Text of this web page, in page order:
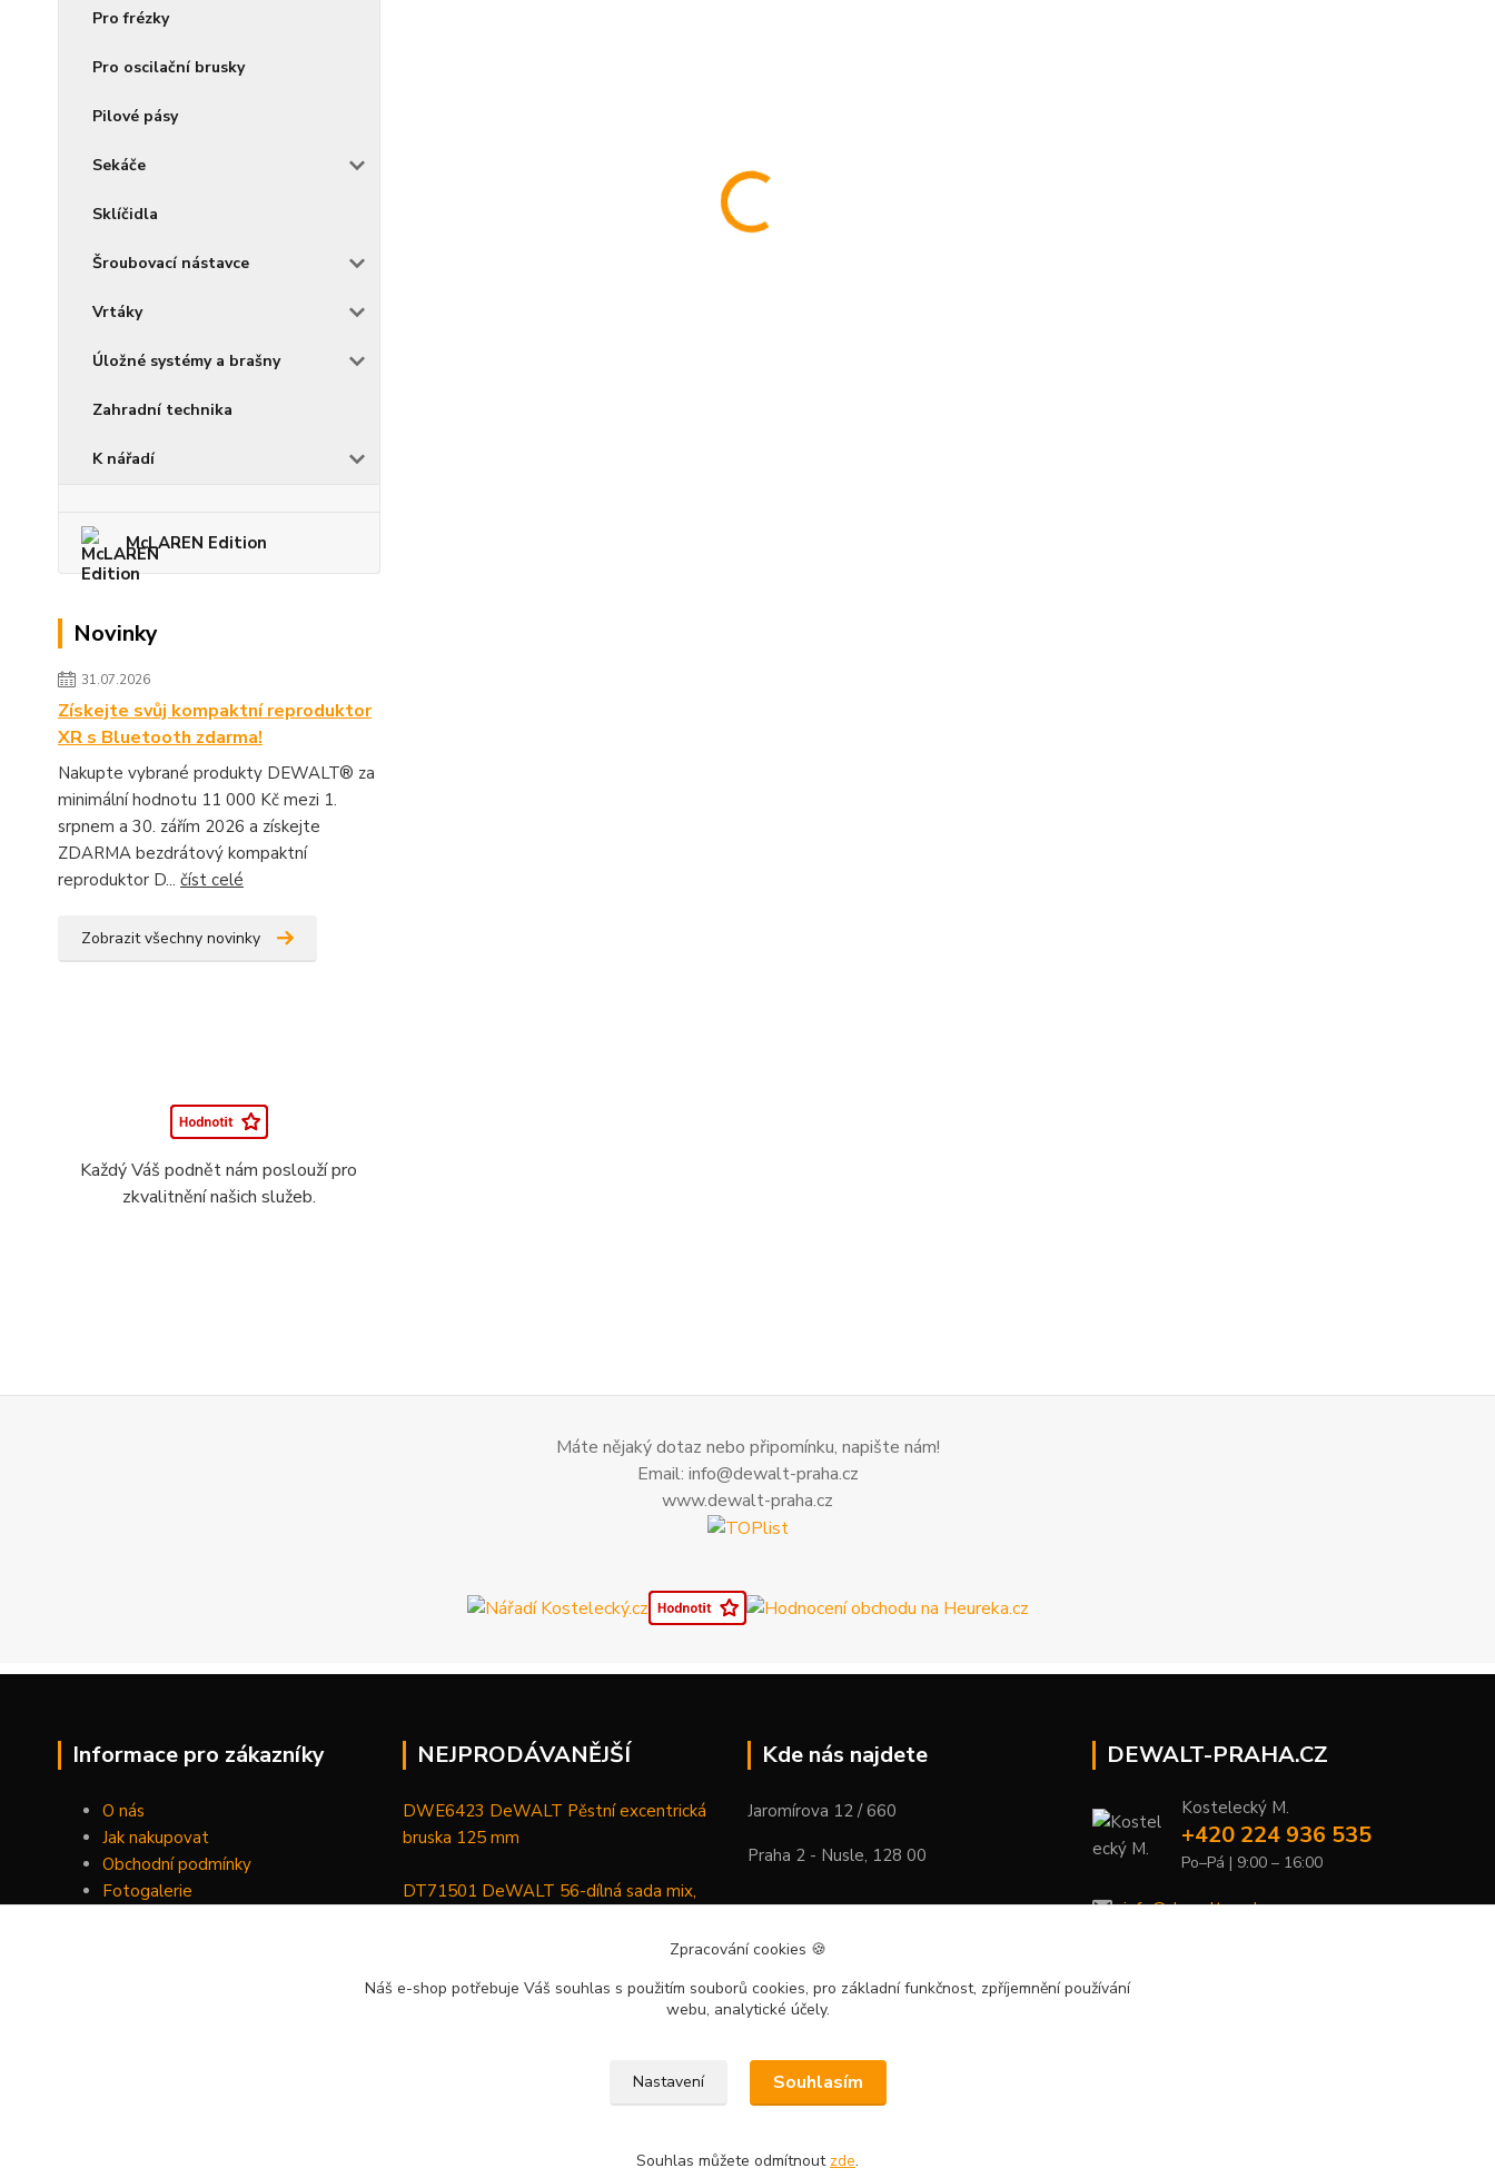
Pro frézky
Pro oscilační brusky
Pilové pásy
Sekáče
Sklíčidla
Šroubovací nástavce
Vrtáky
Úložné systémy a brašny
Zahradní technika
K nářadí
McLAREN Edition
Novinky
31.07.2026
Získejte svůj kompaktní reproduktor
XR s Bluetooth zdarma!
Nakupte vybrané produkty DEWALT® za
minimální hodnotu 11 000 Kč mezi 1.
srpnem a 30. zářím 2026 a získejte
ZDARMA bezdrátový kompaktní
reproduktor D... číst celé
Zobrazit všechny novinky
Každý Váš podnět nám poslouží pro
zkvalitnění našich služeb.
Máte nějaký dotaz nebo připomínku, napište nám!
Email: info@dewalt-praha.cz
www.dewalt-praha.cz
Informace pro zákazníky
O nás
Jak nakupovat
Obchodní podmínky
Fotogalerie
NEJPRODÁVANĚJŠÍ
DWE6423 DeWALT Pěstní excentrická
bruska 125 mm
DT71501 DeWALT 56-dílná sada mix,
maznice 18 V XR Li-Ion samostatný stroj
Kde nás najdete
Jaromírova 12 / 660
Praha 2 - Nusle, 128 00
DEWALT-PRAHA.CZ
Kostelecký M.
+420 224 936 535
Po–Pá | 9:00 – 16:00
info@dewalt-praha.cz
Zpracování cookies 🍪
Náš e-shop potřebuje Váš souhlas s použitím souborů cookies, pro základní funkčnost, zpříjemnění používání
webu, analytické účely.
Nastavení Souhlasím
Souhlas můžete odmítnout zde.